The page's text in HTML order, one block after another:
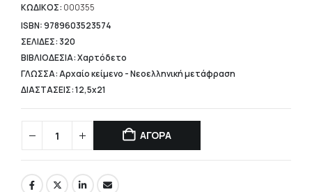
είναι:
15,92 €.
ΚΩΔΙΚΟΣ: 000355
ISBN: 9789603523574
ΣΕΛΙΔΕΣ: 320
ΒΙΒΛΙΟΔΕΣΙΑ: Χαρτόδετο
ΓΛΩΣΣΑ: Αρχαίο κείμενο - Νεοελληνική μετάφραση
ΔΙΑΣΤΑΣΕΙΣ: 12,5x21
ΑΓΟΡΑ